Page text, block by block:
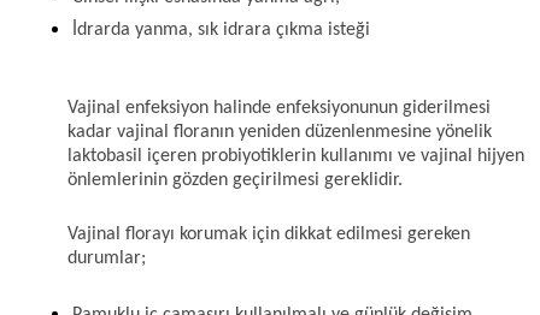
İdrarda yanma, sık idrara çıkma isteği
Vajinal enfeksiyon halinde enfeksiyonunun giderilmesi
kadar vajinal floranın yeniden düzenlenmesine yönelik
laktobasil içeren probiyotiklerin kullanımı ve vajinal hijyen
önlemlerinin gözden geçirilmesi gereklidir.
Vajinal florayı korumak için dikkat edilmesi gereken
durumlar;